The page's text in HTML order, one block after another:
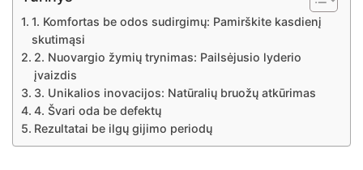
1. Komfortas be odos sudirgimų: Pamirškite kasdienį
skutimąsi
2. Nuovargio žymių trynimas: Pailsėjusio lyderio
įvaizdis
3. Unikalios inovacijos: Natūralių bruožų atkūrimas
4. Švari oda be defektų
Rezultatai be ilgų gijimo periodų